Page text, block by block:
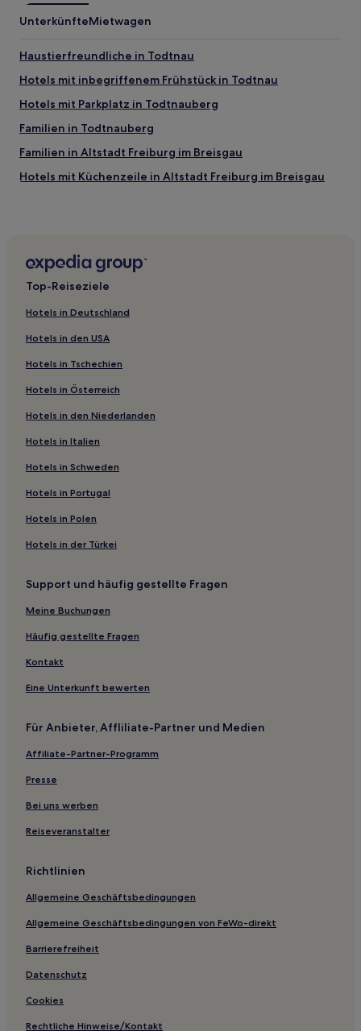
UnterkünfteMietwagen
Haustierfreundliche in Todtnau
Hotels mit inbegriffenem Frühstück in Todtnau
Hotels mit Parkplatz in Todtnauberg
Familien in Todtnauberg
Familien in Altstadt Freiburg im Breisgau
Hotels mit Küchenzeile in Altstadt Freiburg im Breisgau
Familien in Mitte
Hotels mit Parkplatz in Mitte
Hotels mit Küchenzeile in Mitte
Hotels mit Küchenzeile in Feldberg
Familien in Feldberg
Hotels mit inbegriffenem Frühstück in Feldberg
Hotels mit Parkplatz in West
Familien in West
Haustierfreundliche in West
Haustierfreundliche in Weil am Rhein
Familien in Rheinfelden
Hotels mit inbegriffenem Frühstück in Rheinfelden
Hotels mit inbegriffenem Frühstück in Südschwarzwald
Haustierfreundliche in Südschwarzwald
Hotels mit Parkplatz in Südschwarzwald
Familien in Südschwarzwald
Ski in Südschwarzwald
Hotels mit Parkplatz in Hochschwarzwald
Hotels mit Küchenzeile in Herrischried
Haustierfreundliche in Herrischried
Haustierfreundliche in Neuburg
Hotels mit inbegriffenem Frühstück in Bad Krozingen
Hotels mit Parkplatz in Lörrach
Haustierfreundliche in Brühl
Hotels mit Parkplatz in Müllheim
Hotels mit inbegriffenem Frühstück in Müllheim
Haustierfreundliche in Bad Säckingen
Hotels mit Parkplatz in Landkreis Lörrach
Hotels mit Parkplatz in Markgräflerland
Top-Reiseziele
Hotels in Deutschland
Hotels in den USA
Hotels in Tschechien
Hotels in Österreich
Hotels in den Niederlanden
Hotels in Italien
Hotels in Schweden
Hotels in Portugal
Hotels in Polen
Hotels in der Türkei
Support und häufig gestellte Fragen
Meine Buchungen
Häufig gestellte Fragen
Kontakt
Eine Unterkunft bewerten
Für Anbieter, Affliliate-Partner und Medien
Affiliate-Partner-Programm
Presse
Bei uns werben
Reiseveranstalter
Richtlinien
Allgemeine Geschäftsbedingungen
Allgemeine Geschäftsbedingungen von FeWo-direkt
Barrierefreiheit
Datenschutz
Cookies
Rechtliche Hinweise/Kontakt